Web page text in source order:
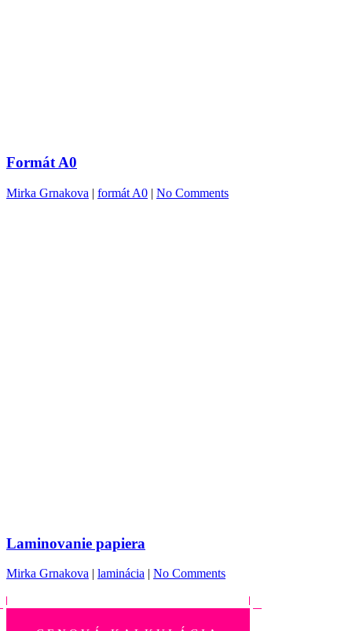
Formát A0
Mirka Grnakova | formát A0 | No Comments
Laminovanie papiera
Mirka Grnakova | laminácia | No Comments